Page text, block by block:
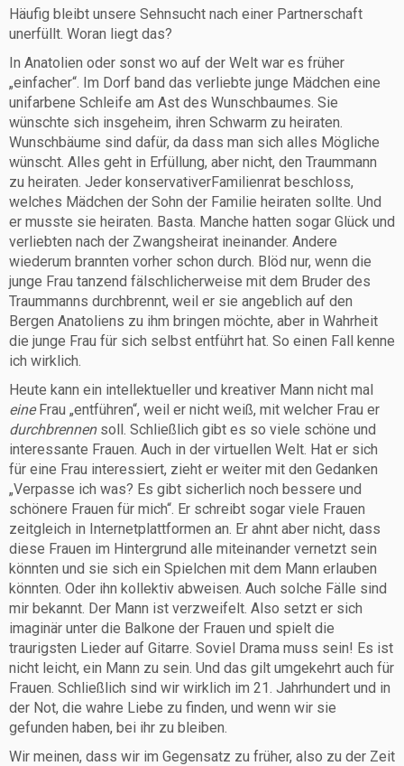
Häufig bleibt unsere Sehnsucht nach einer Partnerschaft
unerfüllt. Woran liegt das?
In Anatolien oder sonst wo auf der Welt war es früher
„einfacher“. Im Dorf band das verliebte junge Mädchen eine
unifarbene Schleife am Ast des Wunschbaumes. Sie
wünschte sich insgeheim, ihren Schwarm zu heiraten.
Wunschbäume sind dafür, da dass man sich alles Mögliche
wünscht. Alles geht in Erfüllung, aber nicht, den Traummann
zu heiraten. Jeder konservativerFamilienrat beschloss,
welches Mädchen der Sohn der Familie heiraten sollte. Und
er musste sie heiraten. Basta. Manche hatten sogar Glück und
verliebten nach der Zwangsheirat ineinander. Andere
wiederum brannten vorher schon durch. Blöd nur, wenn die
junge Frau tanzend fälschlicherweise mit dem Bruder des
Traummanns durchbrennt, weil er sie angeblich auf den
Bergen Anatoliens zu ihm bringen möchte, aber in Wahrheit
die junge Frau für sich selbst entführt hat. So einen Fall kenne
ich wirklich.
Heute kann ein intellektueller und kreativer Mann nicht mal
eineFrau „entführen“, weil er nicht weiß, mit welcher Frau er
durchbrennensoll. Schließlich gibt es so viele schöne und
interessante Frauen. Auch in der virtuellen Welt. Hat er sich
für eine Frau interessiert, zieht er weiter mit den Gedanken
„Verpasse ich was? Es gibt sicherlich noch bessere und
schönere Frauen für mich“. Er schreibt sogar viele Frauen
zeitgleich in Internetplattformen an. Er ahnt aber nicht, dass
diese Frauen im Hintergrund alle miteinander vernetzt sein
könnten und sie sich ein Spielchen mit dem Mann erlauben
könnten. Oder ihn kollektiv abweisen. Auch solche Fälle sind
mir bekannt. Der Mann ist verzweifelt. Also setzt er sich
imaginär unter die Balkone der Frauen und spielt die
traurigsten Lieder auf Gitarre. Soviel Drama muss sein! Es ist
nicht leicht, ein Mann zu sein. Und das gilt umgekehrt auch für
Frauen. Schließlich sind wir wirklich im 21. Jahrhundert und in
der Not, die wahre Liebe zu finden, und wenn wir sie
gefunden haben, bei ihr zu bleiben.
Wir meinen, dass wir im Gegensatz zu früher, also zu der Zeit